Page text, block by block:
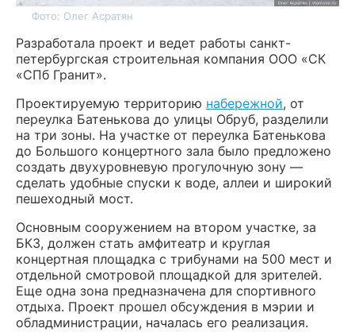
Фото: Олег Асратян
Разработала проект и ведет работы санкт-
петербургская строительная компания ООО «СК
«СПб Гранит».
Проектируемую территорию набережной, от
переулка Батенькова до улицы Обруб, разделили
на три зоны. На участке от переулка Батенькова
до Большого концертного зала было предложено
создать двухуровневую прогулочную зону —
сделать удобные спуски к воде, аллеи и широкий
пешеходный мост.
Основным сооружением на втором участке, за
БКЗ, должен стать амфитеатр и круглая
концертная площадка с трибунами на 500 мест и
отдельной смотровой площадкой для зрителей.
Еще одна зона предназначена для спортивного
отдыха. Проект прошел обсуждения в мэрии и
обладминистрации, началась его реализация.